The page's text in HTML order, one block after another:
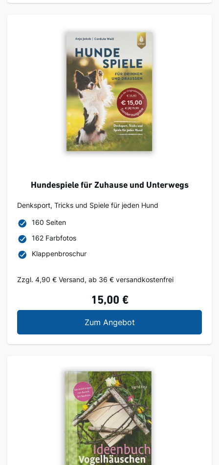
Hundespiele für Zuhause und Unterwegs
Denksport, Tricks und Spiele für jeden Hund
160 Seiten
162 Farbfotos
Klappenbroschur
Zzgl. 4,90 € Versand, ab 36 € versandkostenfrei
15,00 €
Zum AngebotHundespiele für